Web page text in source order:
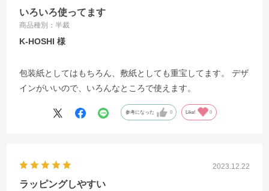
いろいろ使ってます
商品種別：半裁
K-HOSHI
包装紙としてはもちろん、敷紙としても重宝してます。 デザ
インがいいので、いろんなところで使えます。
参考になった 0 Like! 0
2023.12.22
ラッピングしやすい